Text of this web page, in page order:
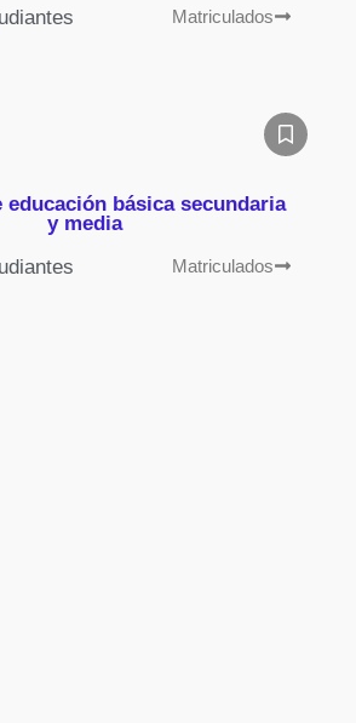
Matriculados
educación básica secundaria
y media
Matriculados